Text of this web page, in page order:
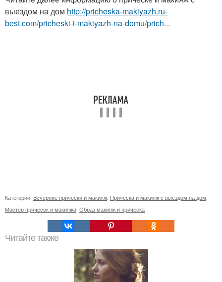
выездом на дом http://pricheska-makiyazh.ru-
best.com/pricheski-i-makiyazh-na-domu/prich...
Категории: Вечерние прически и макияж Прическа и макияж с выездом на дом
Мастер причесок и макияжа Образ макияж и прическа
Читайте также